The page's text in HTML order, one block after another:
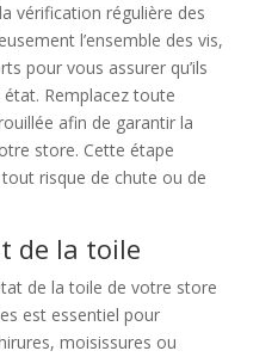
vérification régulière des
l’ensemble des vis,
pour vous assurer qu’ils
Remplacez toute
afin de garantir la
store. Cette étape
risque de chute ou de
de la toile
de la toile de votre store
est essentiel pour
moisissures ou